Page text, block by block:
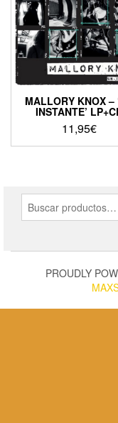
MALLORY KNOX –
INSTANTE’
11,95€
Buscar
por:
PROUDLY